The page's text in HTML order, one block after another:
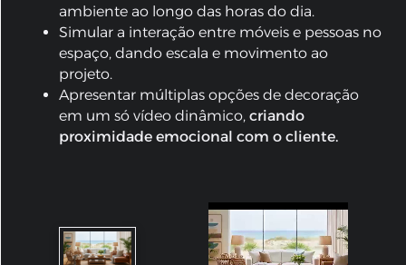
ambiente ao longo das horas do dia.
Simular a interação entre móveis e pessoas no
espaço, dando escala e movimento ao
projeto.
Apresentar múltiplas opções de decoração
em um só vídeo dinâmico, criando
proximidade emocional com o cliente.